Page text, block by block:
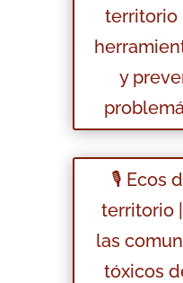
territorio
y
🎙️ Ecos
territorio
las
tóxicos